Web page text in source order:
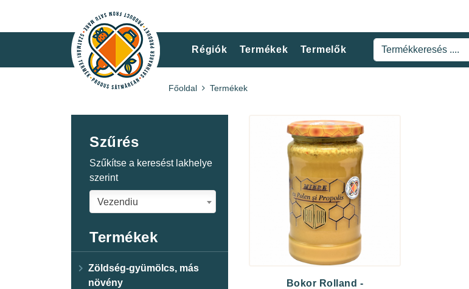
Régiók Termékek Termelők
Főoldal Termékek
Szűrés
Szűkítse a keresést lakhelye
szerint
Vezendiu
Termékek
Zöldség-gyümölcs, más
növény
Bokor Rolland -